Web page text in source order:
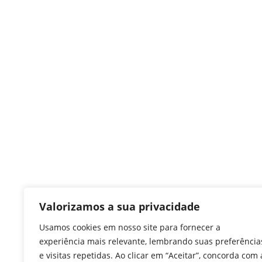
Valorizamos a sua privacidade
Usamos cookies em nosso site para fornecer a
experiência mais relevante, lembrando suas
e visitas repetidas. Ao clicar em “Aceitar”, concorda com